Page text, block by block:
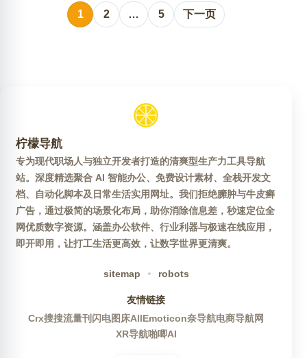
1 2 … 5 下一页
柠檬导航
专为现代职场人与独立开发者打造的清爽型生产力工具导航
站。深度精选聚合 AI 智能办公、免费设计素材、全栈开发文
档、自动化脚本及日常生活实用网址。我们拒绝臃肿与牛皮癣
广告，通过极简的场景化布局，助你消除信息差，秒速定位全
网优质数字资源。涵盖办公软件、行业利器与极速在线应用，
即开即用，让打工生活更高效，让数字世界更清爽。
sitemap robots
友情链接
Crx搜搜流量刊 闪电图床AllEmoticon奈导航电商导航网
XR导航啪唧AI